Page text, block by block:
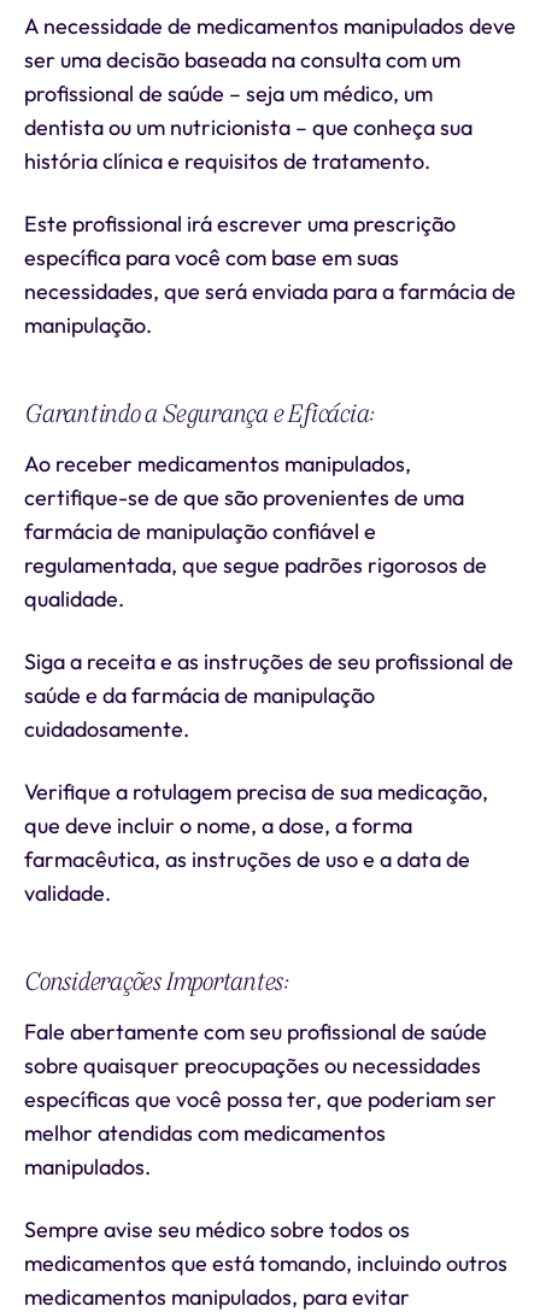
A necessidade de medicamentos manipulados deve
ser uma decisão baseada na consulta com um
profissional de saúde – seja um médico, um
dentista ou um nutricionista – que conheça sua
história clínica e requisitos de tratamento.
Este profissional irá escrever uma prescrição
específica para você com base em suas
necessidades, que será enviada para a farmácia de
manipulação.
Garantindo a Segurança e Eficácia:
Ao receber medicamentos manipulados,
certifique-se de que são provenientes de uma
farmácia de manipulação confiável e
regulamentada, que segue padrões rigorosos de
qualidade.
Siga a receita e as instruções de seu profissional de
saúde e da farmácia de manipulação
cuidadosamente.
Verifique a rotulagem precisa de sua medicação,
que deve incluir o nome, a dose, a forma
farmacêutica, as instruções de uso e a data de
validade.
Considerações Importantes:
Fale abertamente com seu profissional de saúde
sobre quaisquer preocupações ou necessidades
específicas que você possa ter, que poderiam ser
melhor atendidas com medicamentos
manipulados.
Sempre avise seu médico sobre todos os
medicamentos que está tomando, incluindo outros
medicamentos manipulados, para evitar